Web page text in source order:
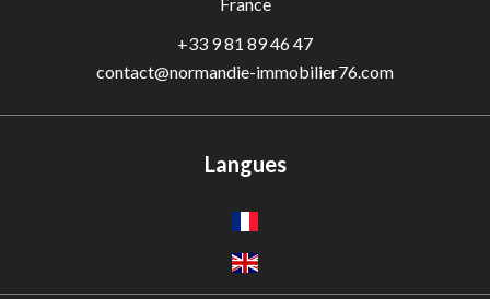
+33 9 81 89 46 47
contact@normandie-immobilier76.com
Langues